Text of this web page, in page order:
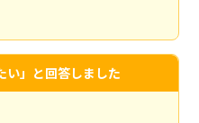
い」と回答しました